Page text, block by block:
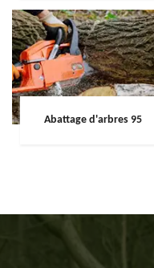
Abattage d'arbres 95